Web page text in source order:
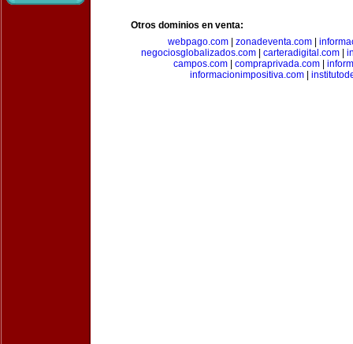
Otros dominios en venta:
webpago.com
zonadeventa.com
negociosglobalizados.com
carteradigital.com
campos.com
compraprivada.com
informacionimpositiva.com